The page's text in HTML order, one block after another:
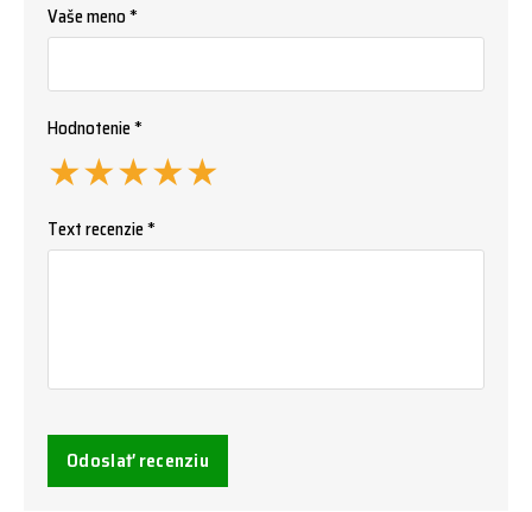
Vaše meno *
Hodnotenie *
★
★
★
★
★
Text recenzie *
Odoslať recenziu